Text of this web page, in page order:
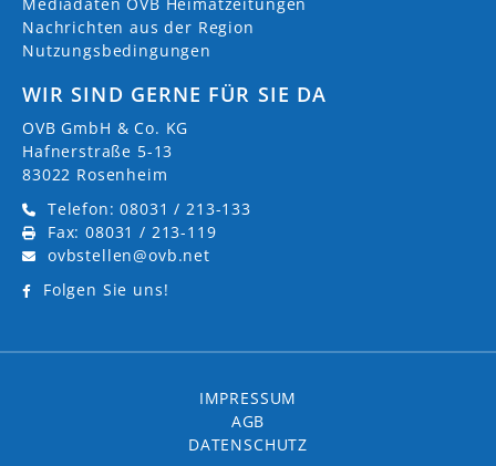
Nachrichten aus der Region
Nutzungsbedingungen
WIR SIND GERNE FÜR SIE DA
OVB GmbH & Co. KG
Hafnerstraße 5-13
83022 Rosenheim
Telefon: 08031 / 213-133
Fax: 08031 / 213-119
ovbstellen@ovb.net
Folgen Sie uns!
IMPRESSUM
AGB
DATENSCHUTZ